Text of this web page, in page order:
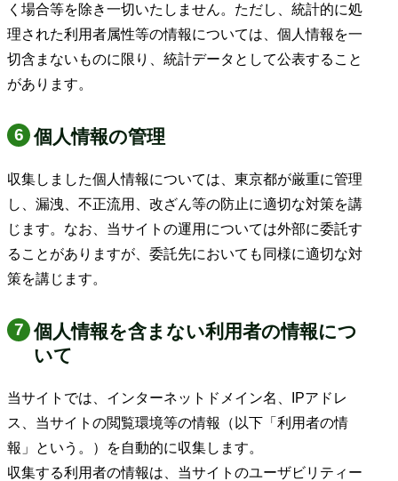
く場合等を除き一切いたしません。ただし、統計的に処
理された利用者属性等の情報については、個人情報を一
切含まないものに限り、統計データとして公表すること
があります。
個人情報の管理
収集しました個人情報については、東京都が厳重に管理
し、漏洩、不正流用、改ざん等の防止に適切な対策を講
じます。なお、当サイトの運用については外部に委託す
ることがありますが、委託先においても同様に適切な対
策を講じます。
個人情報を含まない利用者の情報につ
いて
当サイトでは、インターネットドメイン名、IPアドレ
ス、当サイトの閲覧環境等の情報（以下「利用者の情
報」という。）を自動的に収集します。
収集する利用者の情報は、当サイトのユーザビリティー